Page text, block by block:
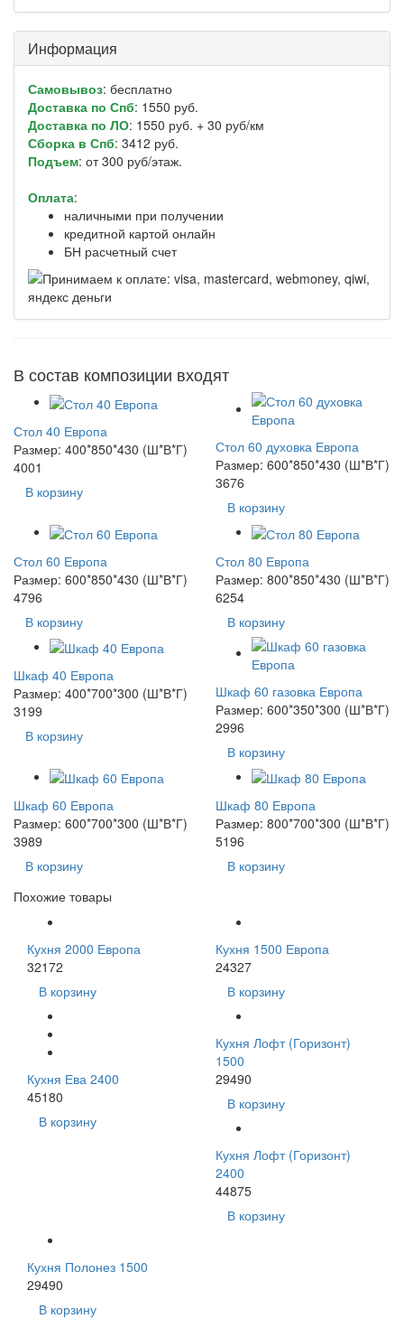
Информация
Самовывоз: бесплатно
Доставка по Спб: 1550 руб.
Доставка по ЛО: 1550 руб. + 30 руб/км
Сборка в Спб: 3412 руб.
Подъем: от 300 руб/этаж.
Оплата:
наличными при получении
кредитной картой онлайн
БН расчетный счет
В состав композиции входят
Стол 40 Европа
Размер: 400*850*430 (Ш*В*Г)
4001
В корзину
Стол 60 духовка Европа
Размер: 600*850*430 (Ш*В*Г)
3676
В корзину
Стол 60 Европа
Размер: 600*850*430 (Ш*В*Г)
4796
В корзину
Стол 80 Европа
Размер: 800*850*430 (Ш*В*Г)
6254
В корзину
Шкаф 40 Европа
Размер: 400*700*300 (Ш*В*Г)
3199
В корзину
Шкаф 60 газовка Европа
Размер: 600*350*300 (Ш*В*Г)
2996
В корзину
Шкаф 60 Европа
Размер: 600*700*300 (Ш*В*Г)
3989
В корзину
Шкаф 80 Европа
Размер: 800*700*300 (Ш*В*Г)
5196
В корзину
Похожие товары
Кухня 2000 Европа
32172
В корзину
Кухня 1500 Европа
24327
В корзину
Кухня Ева 2400
45180
В корзину
Кухня Лофт (Горизонт)
1500
29490
В корзину
Кухня Лофт (Горизонт)
2400
44875
В корзину
Кухня Полонез 1500
29490
В корзину